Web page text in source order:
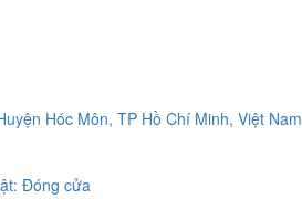
Hóc Môn, TP Hồ Chí Minh, Việt Nam
Đóng cửa